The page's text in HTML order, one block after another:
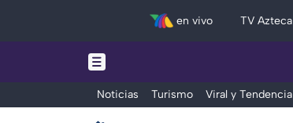
en vivo TV Azteca
Noticias Turismo Viral y Tendencia